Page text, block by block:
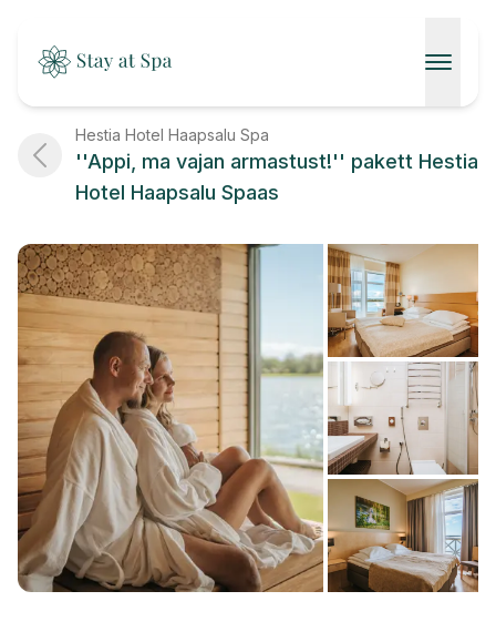
AVALEHT
Hestia Hotel Haapsalu Spa
''Appi, ma vajan armastust!'' pakett Hestia
Hotel Haapsalu Spaas